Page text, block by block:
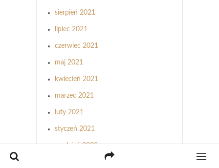
sierpień 2021
lipiec 2021
czerwiec 2021
maj 2021
kwiecień 2021
marzec 2021
luty 2021
styczeń 2021
grudzień 2020